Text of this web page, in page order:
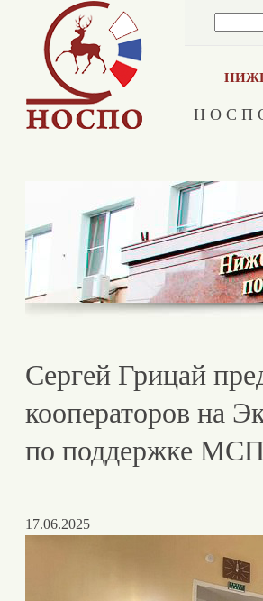
Н О С П
Сергей Грицай
кооператоров на
по поддержке
17.06.2025